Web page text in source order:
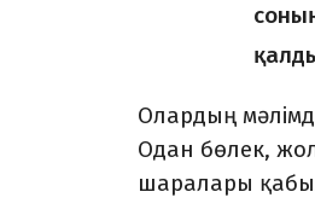
Олардың
Одан бөлек,
шаралары